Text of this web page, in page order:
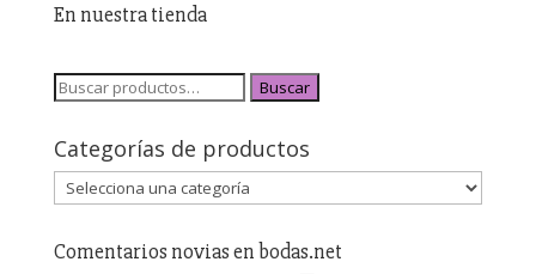
En nuestra tienda
Buscar
Categorías de productos
Comentarios novias en bodas.net